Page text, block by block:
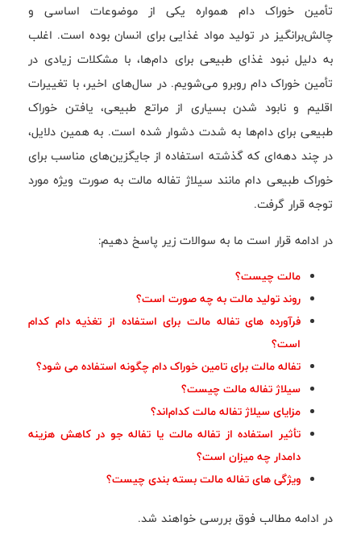
تأمین خوراک دام همواره یکی از موضوعات اساسی و
چالش‌برانگیز در تولید مواد غذایی برای انسان بوده است. اغلب
به دلیل نبود غذای طبیعی برای دام‌ها، با مشکلات زیادی در
تأمین خوراک دام روبرو می‌شویم. در سال‌های اخیر، با تغییرات
اقلیم و نابود شدن بسیاری از مراتع طبیعی، یافتن خوراک
طبیعی برای دام‌ها به شدت دشوار شده است. به همین دلایل،
در چند دهه‌ای که گذشته استفاده از جایگزین‌های مناسب برای
خوراک طبیعی دام مانند سيلاژ تفاله مالت به صورت ويژه مورد
توجه قرار گرفت.
در ادامه قرار است ما به سوالات زیر پاسخ دهیم:
مالت چیست؟
روند تولید مالت به چه صورت است؟
فرآورده های تفاله مالت برای استفاده از تغذیه دام کدام
است؟
تفاله مالت برای تامین خوراک دام چگونه استفاده می شود؟
سیلاژ تفاله مالت چیست؟
مزایای سیلاژ تفاله مالت کدام‌اند؟
تأثیر استفاده از تفاله مالت یا تفاله جو در کاهش هزینه
دامدار چه میزان است؟
ویژگی های تفاله مالت بسته بندی چیست؟
در ادامه مطالب فوق بررسی خواهند شد.